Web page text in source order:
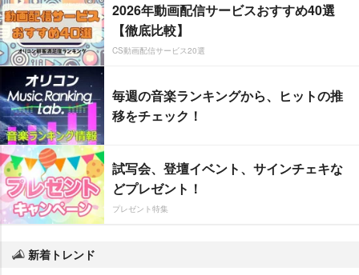
2026年動画配信サービスおすすめ40選
【徹底比較】
CS動画配信サービス20選
毎週の音楽ランキングから、ヒットの推
移をチェック！
試写会、登壇イベント、サインチェキな
どプレゼント！
プレゼント特集
新着トレンド